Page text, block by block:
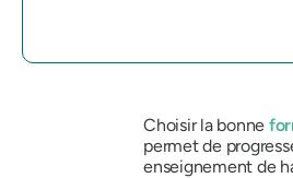
Choisir la bonne
permet de
enseignement de